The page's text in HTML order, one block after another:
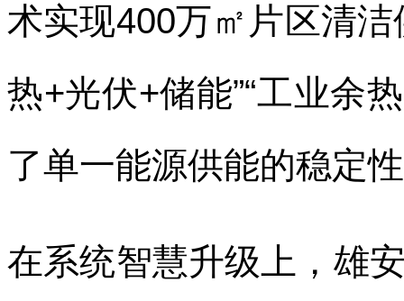
术实现400万㎡片区清
热+光伏+储能”“工业余
了单一能源供能的稳定
在系统智慧升级上，雄